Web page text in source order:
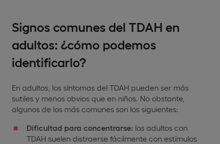
Signos comunes del TDAH en
adultos: ¿cómo podemos
identificarlo?
En adultos, los síntomas del TDAH pueden ser más
sutiles y menos obvios que en niños. No obstante,
algunos de los más comunes son los siguientes:
Dificultad para concentrarse: los adultos con
TDAH suelen distraerse fácilmente con estímulos